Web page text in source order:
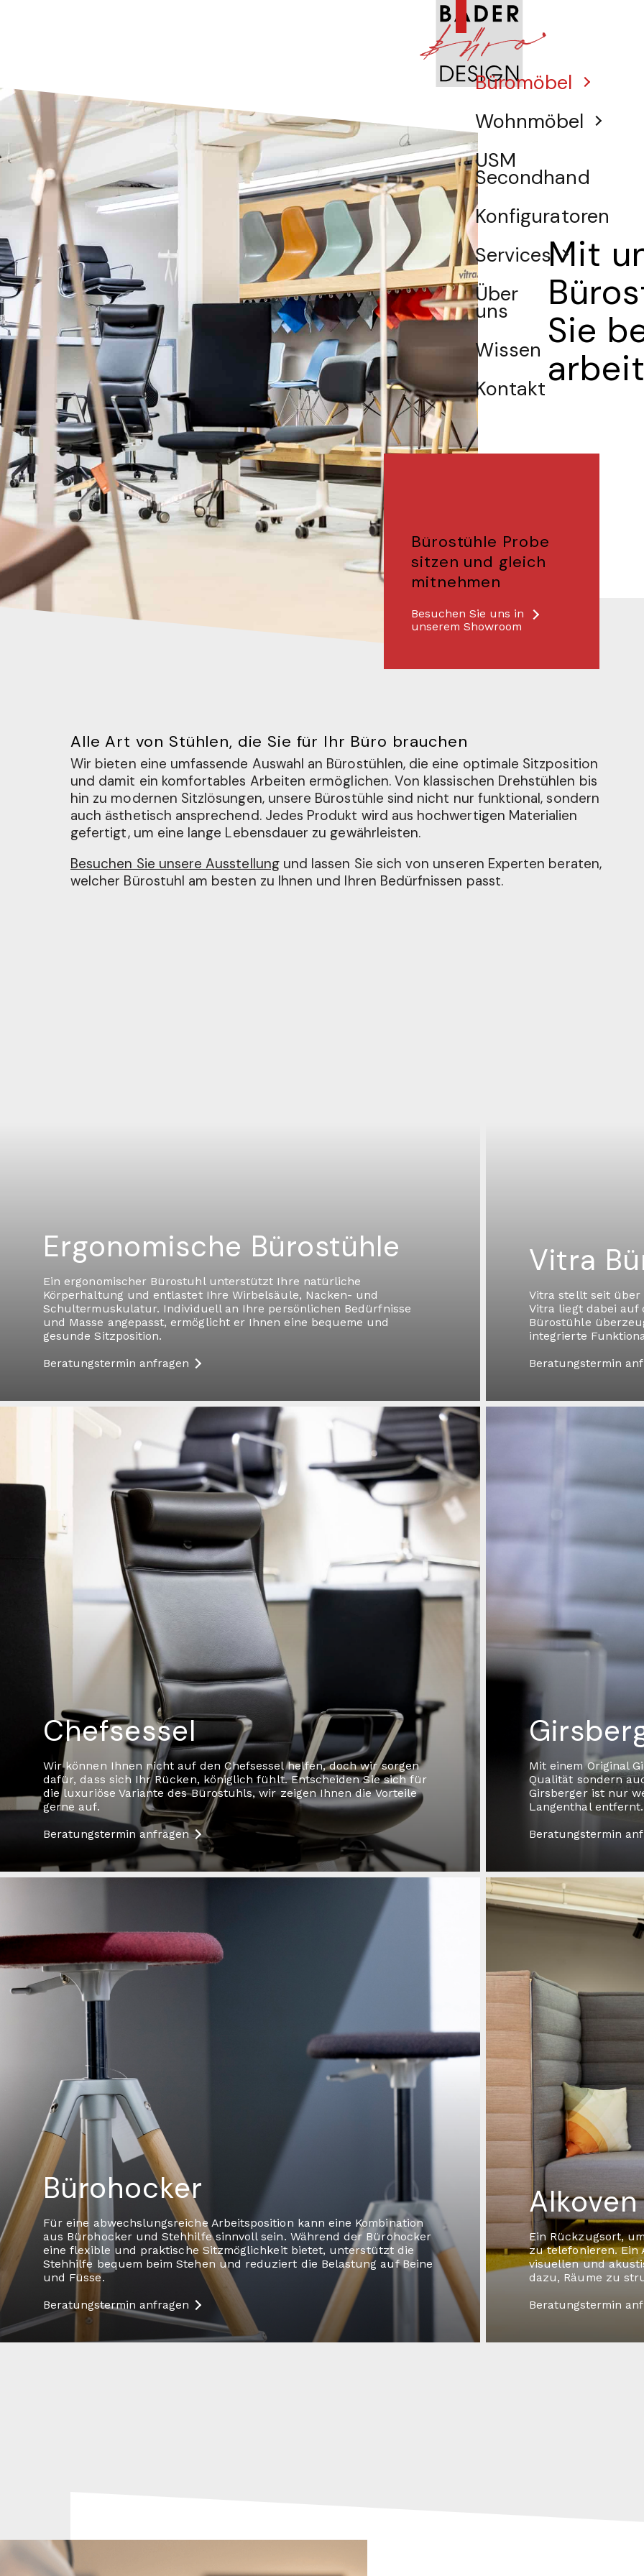
Büromöbel
Wohnmöbel
USM
Secondhand
Konfiguratoren
Services
Über
uns
Wissen
Kontakt
Mit
Sie
Bürostühle Probe
sitzen und gleich
mitnehmen
Besuchen Sie uns in
unserem Showroom
Alle Art von Stühlen, die Sie für Ihr Büro brauchen
Wir bieten eine umfassende Auswahl an Bürostühlen, die eine optimale Sitzposition
und damit ein komfortables Arbeiten ermöglichen. Von klassischen Drehstühlen bis
hin zu modernen Sitzlösungen, unsere Bürostühle sind nicht nur funktional, sondern
auch ästhetisch ansprechend. Jedes Produkt wird aus hochwertigen Materialien
gefertigt, um eine lange Lebensdauer zu gewährleisten.
Besuchen Sie unsere Ausstellungund lassen Sie sich von unseren Experten beraten,
welcher Bürostuhl am besten zu Ihnen und Ihren Bedürfnissen passt.
Ergonomische Bürostühle
Ein ergonomischer Bürostuhl unterstützt Ihre natürliche
Körperhaltung und entlastet Ihre Wirbelsäule, Nacken- und
Schultermuskulatur. Individuell an Ihre persönlichen Bedürfnisse
und Masse angepasst, ermöglicht er Ihnen eine bequeme und
gesunde Sitzposition.
Beratungstermin anfragen
Vitra
Vitra stellt seit über
Vitra liegt dabei auf
Bürostühle
integrierte
Beratungstermin
Chefsessel
Wir können Ihnen nicht auf den Chefsessel helfen, doch wir sorgen
dafür, dass sich Ihr Rücken, königlich fühlt. Entscheiden Sie sich für
die luxuriöse Variante des Bürostuhls, wir zeigen Ihnen die Vorteile
gerne auf.
Beratungstermin anfragen
Mit einem Original
Qualität sondern
Girsberger ist nur
Langenthal
Beratungstermin
Bürohocker
Für eine abwechslungsreiche Arbeitsposition kann eine Kombination
aus Bürohocker und Stehhilfe sinnvoll sein. Während der Bürohocker
eine flexible und praktische Sitzmöglichkeit bietet, unterstützt die
Stehhilfe bequem beim Stehen und reduziert die Belastung auf Beine
und Füsse.
Beratungstermin anfragen
Ein Rückzugsort,
zu telefonieren. Ein
visuellen und
dazu, Räume zu
Beratungstermin